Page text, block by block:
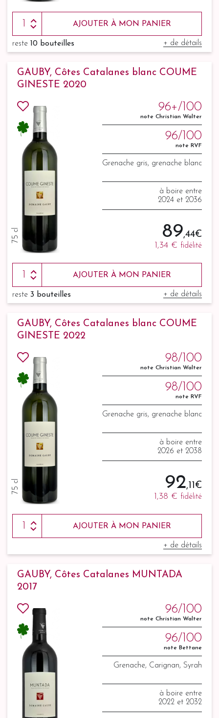
AJOUTER À MON PANIER
reste 10 bouteilles + de détails
GAUBY, Côtes Catalanes blanc COUME
GINESTE 2020
75 cl
96+/100
note Christian Walter
96/100
note RVF
Grenache gris, grenache blanc
à boire entre
2024 et 2036
89,44 €
1,34 € fidélité
AJOUTER À MON PANIER
reste 3 bouteilles + de détails
GAUBY, Côtes Catalanes blanc COUME
GINESTE 2022
75 cl
98/100
note Christian Walter
98/100
note RVF
Grenache gris, grenache blanc
à boire entre
2026 et 2038
92,11 €
1,38 € fidélité
AJOUTER À MON PANIER
+ de détails
GAUBY, Côtes Catalanes MUNTADA
2017
96/100
note Christian Walter
96/100
note Bettane
Grenache, Carignan, Syrah
à boire entre
2022 et 2032